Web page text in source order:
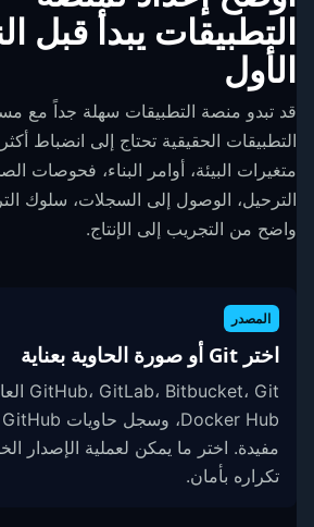
التطبيقات يبدأ قبل
الأول
قد تبدو منصة التطبيقات سهلة جداً مع
التطبيقات الحقيقية تحتاج إلى انضباط
متغيرات البيئة، أوامر البناء، فحوصات
الترحيل، الوصول إلى السجلات، سلوك
واضح من التجريب إلى الإنتاج.
المصدر
اختر Git أو صورة الحاوية بعناية
مفيدة. اختر ما يمكن لعملية الإصدار
تكراره بأمان.